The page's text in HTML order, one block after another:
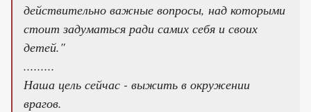
действительно важные вопросы, над которыми
стоит задуматься ради самих себя и своих
детей."
.........
Наша цель сейчас - выжить в окружении
врагов.